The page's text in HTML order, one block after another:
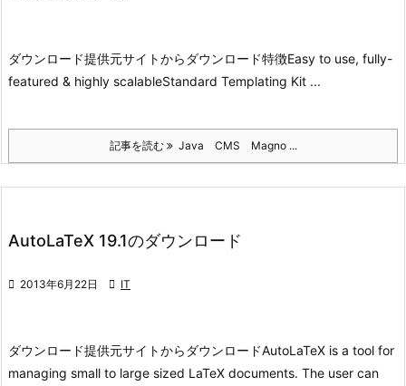
ダウンロード提供元サイトからダウンロード特徴Easy to use, fully-
featured & highly scalableStandard Templating Kit ...
記事を読む Java CMS Magno ...
AutoLaTeX 19.1のダウンロード
 2013年6月22日  IT
ダウンロード提供元サイトからダウンロードAutoLaTeX is a tool for
managing small to large sized LaTeX documents. The user can